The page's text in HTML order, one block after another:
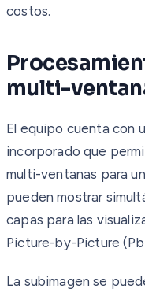
costos.
multi-
El equipo cuenta con
incorporado que
multi-ventanas para
pueden mostrar
capas para las
Picture-by-Picture
La subimagen se